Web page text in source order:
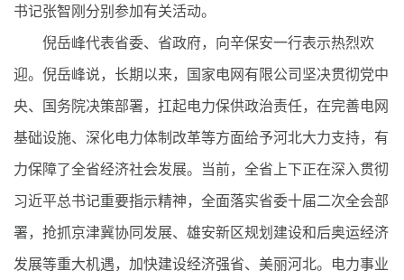
书记张智刚分别参加有关活动。
倪岳峰代表省委、省政府，向辛保安一行表示热烈欢
迎。倪岳峰说，长期以来，国家电网有限公司坚决贯彻党中
央、国务院决策部署，扛起电力保供政治责任，在完善电网
基础设施、深化电力体制改革等方面给予河北大力支持，有
力保障了全省经济社会发展。当前，全省上下正在深入贯彻
习近平总书记重要指示精神，全面落实省委十届二次全会部
署，抢抓京津冀协同发展、雄安新区规划建设和后奥运经济
发展等重大机遇，加快建设经济强省、美丽河北。电力事业